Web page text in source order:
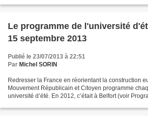
Le programme de l'université
15 septembre 2013
Publié le 23/07/2013 à 22:51
Par Michel SORIN
Redresser la France en réorientant la construction
Mouvement Républicain et Citoyen programme
université d’été. En 2012, c’était à Belfort (voir